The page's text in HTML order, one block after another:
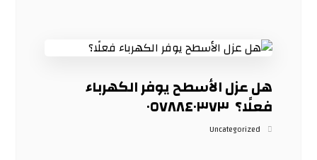
هل عزل الأسطح يوفر الكهرباء
فعلًا؟ ٠٥٧٨٨٤٠٣٧٣
Uncategorized